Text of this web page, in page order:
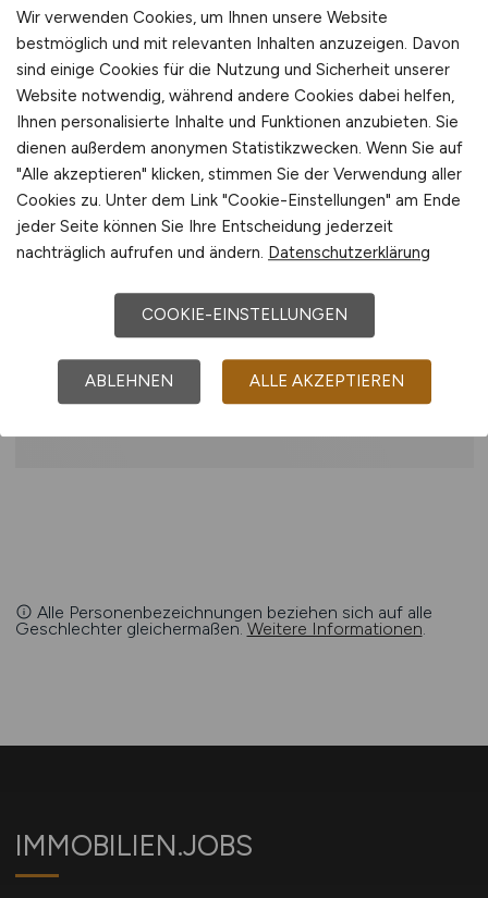
Fließende Englischkenntnisse (Bauherr
+ internationale Projektkommunikation)
Erste Erfahrung als Bauleiter im
Hochbau
Sicheres Auftreten und selbstständige
Arbeitsweise
Kenntnisse in Terminplanung,
Baustellenorganisation und
Dokumentation
Renommiertes Kundenunternehmen
Kurzfristiger Einstiegmöglich
Alle Personenbezeichnungen beziehen sich auf alle
Geschlechter gleichermaßen. Weitere Informationen
IMMOBILIEN.JOBS
Wir verwenden Cookies, um Ihnen unsere Website
bestmöglich und mit relevanten Inhalten anzuzeigen. Davon
sind einige Cookies für die Nutzung und Sicherheit unserer
Website notwendig, während andere Cookies dabei helfen,
Ihnen personalisierte Inhalte und Funktionen anzubieten. Sie
dienen außerdem anonymen Statistikzwecken. Wenn Sie auf
"Alle akzeptieren" klicken, stimmen Sie der Verwendung aller
Cookies zu. Unter dem Link "Cookie-Einstellungen" am Ende
jeder Seite können Sie Ihre Entscheidung jederzeit
nachträglich aufrufen und ändern. Datenschutzerklärung
COOKIE-EINSTELLUNGEN
ABLEHNEN ALLE AKZEPTIEREN